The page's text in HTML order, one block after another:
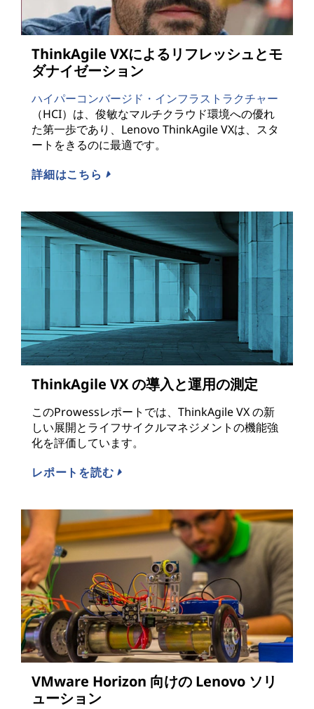
ThinkAgile VXによるリフレッシュとモ
ダナイゼーション
ハイパーコンバージド・インフラストラクチャー
（HCI）は、俊敏なマルチクラウド環境への優れ
た第一歩であり、Lenovo ThinkAgile VXは、スタ
ートをきるのに最適です。
詳細はこちら
ThinkAgile VX の導入と運用の測定
このProwessレポートでは、ThinkAgile VX の新
しい展開とライフサイクルマネジメントの機能強
化を評価しています。
レポートを読む
VMware Horizon 向けの Lenovo ソリ
ューション